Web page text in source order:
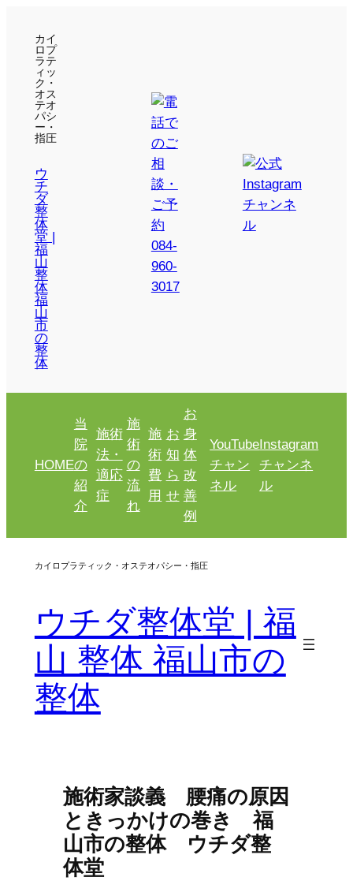
カイ
ロプ
ラテ
ィッ
ク・
オス
テオ
パシ
ー・
指圧
ウ
チ
ダ
整
体
堂 |
福
山
整
体
福
山
市
の
整
体
HOME
当
院
の
紹
介
施術
法・
適応
症
施
術
の
流
れ
施
術
費
用
お
知
ら
せ
お
身
体
改
善
例
YouTube
チャン
ネル
Instagram
チャンネ
ル
カイロプラティック・オステオパシー・指圧
ウチダ整体堂 | 福
山 整体 福山市の
整体
施術家談義 腰痛の原因
ときっかけの巻き 福
山市の整体 ウチダ整
体堂